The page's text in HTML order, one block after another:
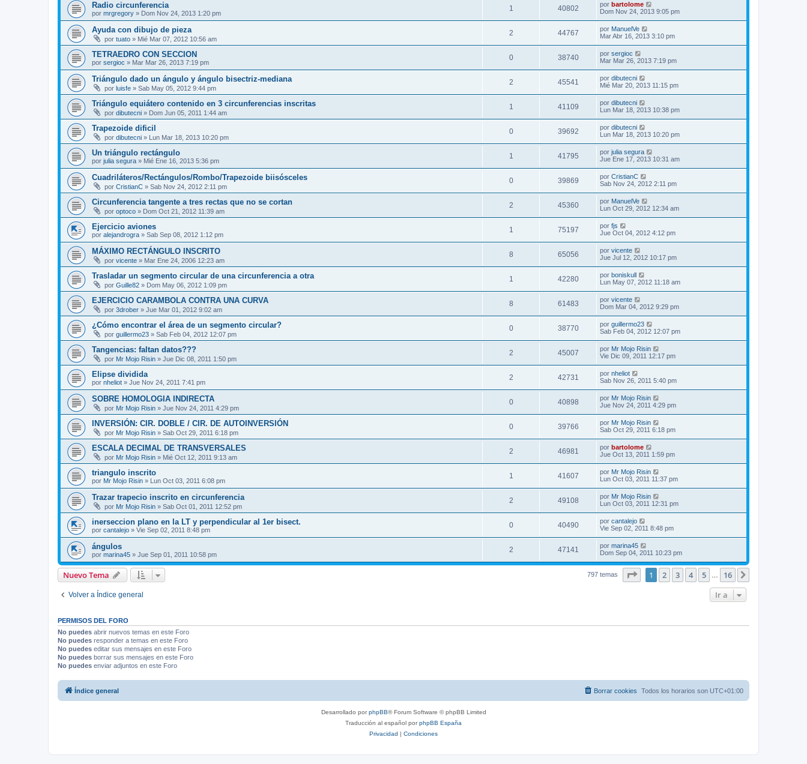
Radio circunferencia
por mrgregory » Dom Nov 24, 2013 1:20 pm
1 40802 por bartolome
Dom Nov 24, 2013 9:05 pm
Ayuda con dibujo de pieza
por tuato » Mié Mar 07, 2012 10:56 am
2 44767 por ManuelVe
Mar Abr 16, 2013 3:10 pm
TETRAEDRO CON SECCION
por sergioc » Mar Mar 26, 2013 7:19 pm
0 38740 por sergioc
Mar Mar 26, 2013 7:19 pm
Triángulo dado un ángulo y ángulo bisectriz-mediana
por luisfe » Sab May 05, 2012 9:44 pm
2 45541 por dibutecni
Mié Mar 20, 2013 11:15 pm
Triángulo equiátero contenido en 3 circunferencias inscritas
por dibutecni » Dom Jun 05, 2011 1:44 am
1 41109 por dibutecni
Lun Mar 18, 2013 10:38 pm
Trapezoide dificil
por dibutecni » Lun Mar 18, 2013 10:20 pm
0 39692 por dibutecni
Lun Mar 18, 2013 10:20 pm
Un triángulo rectángulo
por julia segura » Mié Ene 16, 2013 5:36 pm
1 41795 por julia segura
Jue Ene 17, 2013 10:31 am
Cuadriláteros/Rectángulos/Rombo/Trapezoide biisósceles
por CristianC » Sab Nov 24, 2012 2:11 pm
0 39869 por CristianC
Sab Nov 24, 2012 2:11 pm
Circunferencia tangente a tres rectas que no se cortan
por optoco » Dom Oct 21, 2012 11:39 am
2 45360 por ManuelVe
Lun Oct 29, 2012 12:34 am
Ejercicio aviones
por alejandrogra » Sab Sep 08, 2012 1:12 pm
1 75197 por fjs
Jue Oct 04, 2012 4:12 pm
MÁXIMO RECTÁNGULO INSCRITO
por vicente » Mar Ene 24, 2006 12:23 am
8 65056 por vicente
Jue Jul 12, 2012 10:17 pm
Trasladar un segmento circular de una circunferencia a otra
por Guille82 » Dom May 06, 2012 1:09 pm
1 42280 por boniskull
Lun May 07, 2012 11:18 am
EJERCICIO CARAMBOLA CONTRA UNA CURVA
por 3drober » Jue Mar 01, 2012 9:02 am
8 61483 por vicente
Dom Mar 04, 2012 9:29 pm
¿Cómo encontrar el área de un segmento circular?
por guillermo23 » Sab Feb 04, 2012 12:07 pm
0 38770 por guillermo23
Sab Feb 04, 2012 12:07 pm
Tangencias: faltan datos???
por Mr Mojo Risin » Jue Dic 08, 2011 1:50 pm
2 45007 por Mr Mojo Risin
Vie Dic 09, 2011 12:17 pm
Elipse dividida
por nheliot » Jue Nov 24, 2011 7:41 pm
2 42731 por nheliot
Sab Nov 26, 2011 5:40 pm
SOBRE HOMOLOGIA INDIRECTA
por Mr Mojo Risin » Jue Nov 24, 2011 4:29 pm
0 40898 por Mr Mojo Risin
Jue Nov 24, 2011 4:29 pm
INVERSIÓN: CIR. DOBLE / CIR. DE AUTOINVERSIÓN
por Mr Mojo Risin » Sab Oct 29, 2011 6:18 pm
0 39766 por Mr Mojo Risin
Sab Oct 29, 2011 6:18 pm
ESCALA DECIMAL DE TRANSVERSALES
por Mr Mojo Risin » Mié Oct 12, 2011 9:13 am
2 46981 por bartolome
Jue Oct 13, 2011 1:59 pm
triangulo inscrito
por Mr Mojo Risin » Lun Oct 03, 2011 6:08 pm
1 41607 por Mr Mojo Risin
Lun Oct 03, 2011 11:37 pm
Trazar trapecio inscrito en circunferencia
por Mr Mojo Risin » Sab Oct 01, 2011 12:52 pm
2 49108 por Mr Mojo Risin
Lun Oct 03, 2011 12:31 pm
inerseccion plano en la LT y perpendicular al 1er bisect.
por cantalejo » Vie Sep 02, 2011 8:48 pm
0 40490 por cantalejo
Vie Sep 02, 2011 8:48 pm
ángulos
por marina45 » Jue Sep 01, 2011 10:58 pm
2 47141 por marina45
Dom Sep 04, 2011 10:23 pm
Nuevo Tema 797 temas Página1 de 16
1 2 3 4 5 16
Volver a Índice general Ir a
PERMISOS DEL FORO
No puedes abrir nuevos temas en este Foro
No puedes responder a temas en este Foro
No puedes editar sus mensajes en este Foro
No puedes borrar sus mensajes en este Foro
No puedes enviar adjuntos en este Foro
Índice general Todos los horarios son UTC+01:00
Borrar cookies
Desarrollado porphpBB® Forum Software © phpBB Limited
Traducción al español porphpBB España
Privacidad | Condiciones